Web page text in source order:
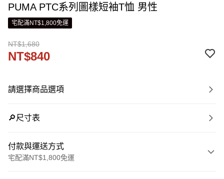
PUMA PTC系列圖樣短袖T恤 男性
宅配滿NT$1,800免運
NT$1,680
NT$840
請選擇商品選項
🔎尺寸表
付款與運送方式
宅配滿NT$1,800免運